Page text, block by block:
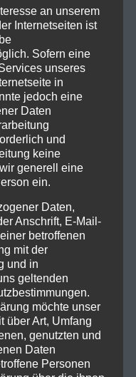
Auch nach
sind sie immer
der
Nürnberg
zu werden, bei
„Highway to
in Black“ performen
Shows
Leadstimme von
ist bereits
kaum erwarten,
wird zur
Olympiahalle und
Publikum mit ihrer
Es wird
lange in
an unserem
Internetseiten ist
Sofern eine
unseres
in
jedoch eine
Daten
und
keine
generell eine
ein.
Daten,
Anschrift, E-Mail-
betroffenen
mit der
und in
geltenden
möchte unser
über Art, Umfang
genutzten und
Daten
Personen